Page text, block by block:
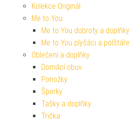
Kolekce Originál
Me to You
Me to You dobroty a doplňky
Me to You plyšáci a polštáře
Oblečení a doplňky
Domácí obuv
Ponožky
Šperky
Tašky a doplňky
Trička